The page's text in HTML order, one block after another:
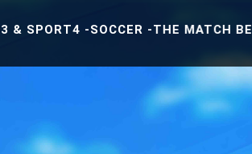
-THE MATCH BETWEEN